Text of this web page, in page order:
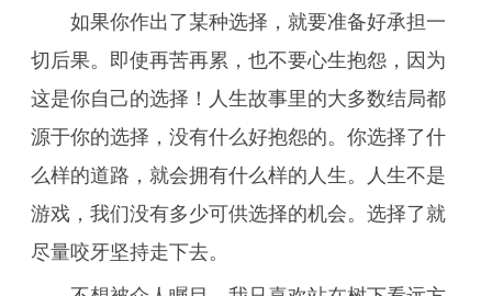
如果你作出了某种选择，就要准备好承担一
切后果。即使再苦再累，也不要心生抱怨，因为
这是你自己的选择！人生故事里的大多数结局都
源于你的选择，没有什么好抱怨的。你选择了什
么样的道路，就会拥有什么样的人生。人生不是
游戏，我们没有多少可供选择的机会。选择了就
尽量咬牙坚持走下去。